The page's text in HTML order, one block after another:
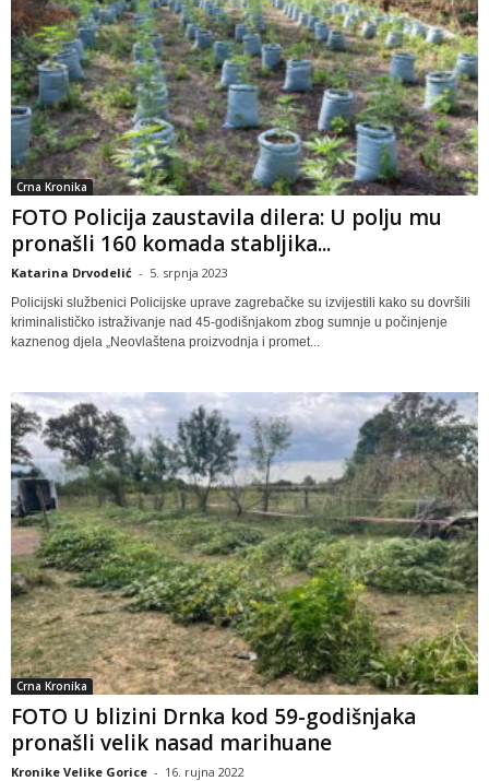
Crna Kronika
FOTO Policija zaustavila dilera: U polju mu
pronašli 160 komada stabljika...
Katarina Drvodelić - 5. srpnja 2023
Policijski službenici Policijske uprave zagrebačke su izvijestili kako su dovršili
kriminalističko istraživanje nad 45-godišnjakom zbog sumnje u počinjenje
kaznenog djela „Neovlaštena proizvodnja i promet...
Crna Kronika
FOTO U blizini Drnka kod 59-godišnjaka
pronašli velik nasad marihuane
Kronike Velike Gorice - 16. rujna 2022